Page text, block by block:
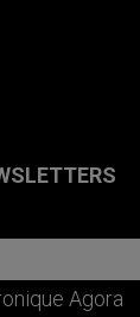
Agora